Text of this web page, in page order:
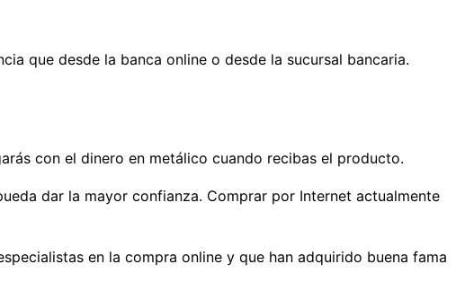
que desde la banca online o desde la sucursal bancaria.
con el dinero en metálico cuando recibas el producto.
dar la mayor confianza. Comprar por Internet actualmente
en la compra online y que han adquirido buena fama